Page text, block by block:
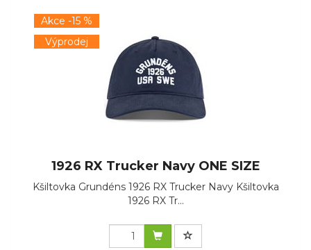
Akce -15 %
Výprodej
1926 RX Trucker Navy ONE SIZE
Kšiltovka Grundéns 1926 RX Trucker Navy Kšiltovka
1926 RX Tr...